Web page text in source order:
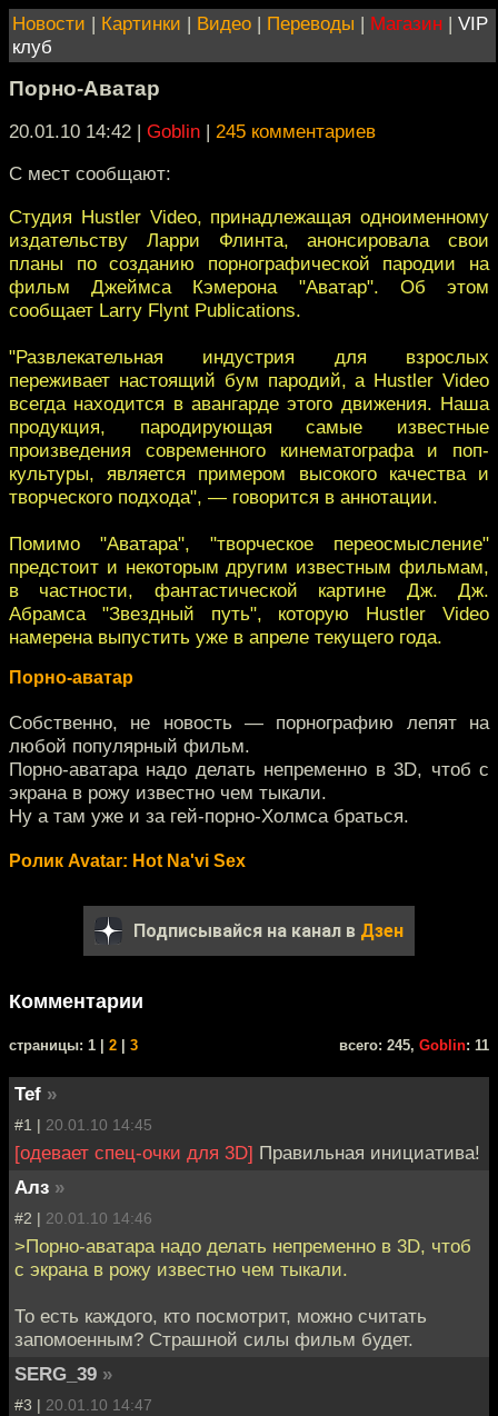
Новости | Картинки | Видео | Переводы | Магазин | VIP
клуб
Порно-Аватар
20.01.10 14:42 | Goblin | 245 комментариев
С мест сообщают:
Студия Hustler Video, принадлежащая одноименному
издательству Ларри Флинта, анонсировала свои
планы по созданию порнографической пародии на
фильм Джеймса Кэмерона "Аватар". Об этом
сообщает Larry Flynt Publications.
"Развлекательная индустрия для взрослых
переживает настоящий бум пародий, а Hustler Video
всегда находится в авангарде этого движения. Наша
продукция, пародирующая самые известные
произведения современного кинематографа и поп-
культуры, является примером высокого качества и
творческого подхода", — говорится в аннотации.
Помимо "Аватара", "творческое переосмысление"
предстоит и некоторым другим известным фильмам,
в частности, фантастической картине Дж. Дж.
Абрамса "Звездный путь", которую Hustler Video
намерена выпустить уже в апреле текущего года.
Порно-аватар
Собственно, не новость — порнографию лепят на
любой популярный фильм.
Порно-аватара надо делать непременно в 3D, чтоб с
экрана в рожу известно чем тыкали.
Ну а там уже и за гей-порно-Холмса браться.
Ролик Avatar: Hot Na'vi Sex
Подписывайся на канал в Дзен
Комментарии
cтраницы: 1 | 2 3 всего: 245, Goblin: 11
Tef »
#1 | 20.01.10 14:45
[одевает спец-очки для 3D] Правильная инициатива!
Алз »
#2 | 20.01.10 14:46
>Порно-аватара надо делать непременно в 3D, чтоб
с экрана в рожу известно чем тыкали.
То есть каждого, кто посмотрит, можно считать
запомоенным? Страшной силы фильм будет.
SERG_39 »
#3 | 20.01.10 14:47